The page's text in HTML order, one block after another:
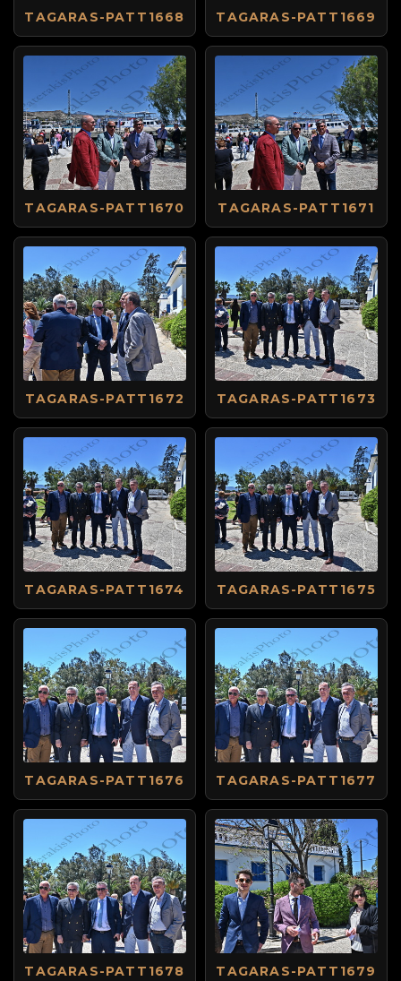
TAGARAS-PATT1668 TAGARAS-PATT1669
TAGARAS-PATT1670 TAGARAS-PATT1671
TAGARAS-PATT1672 TAGARAS-PATT1673
TAGARAS-PATT1674 TAGARAS-PATT1675
TAGARAS-PATT1676 TAGARAS-PATT1677
TAGARAS-PATT1678 TAGARAS-PATT1679